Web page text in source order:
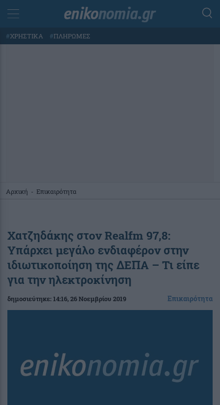
#ΧΡΗΣΤΙΚΑ #ΠΛΗΡΩΜΕΣ
Αρχική - Επικαιρότητα
Χατζηδάκης στον Realfm 97,8:
Υπάρχει μεγάλο ενδιαφέρον στην
ιδιωτικοποίηση της ΔΕΠΑ – Τι είπε
για την ηλεκτροκίνηση
δημοσιεύτηκε:14:16, 26 Νοεμβρίου 2019 Επικαιρότητα